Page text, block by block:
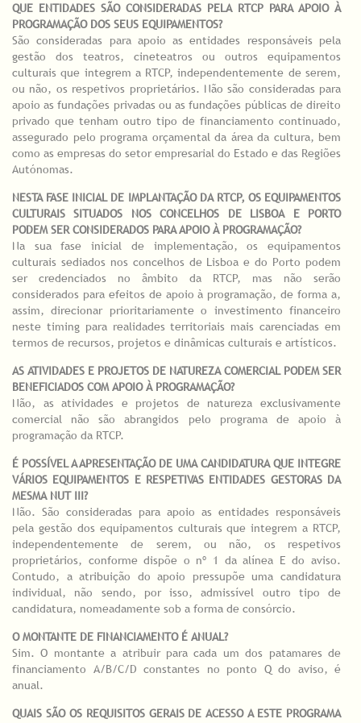
QUE ENTIDADES SÃO CONSIDERADAS PELA RTCP PARA APOIO À
PROGRAMAÇÃO DOS SEUS EQUIPAMENTOS?
São consideradas para apoio as entidades responsáveis pela
gestão dos teatros, cineteatros ou outros equipamentos
culturais que integrem a RTCP, independentemente de serem,
ou não, os respetivos proprietários. Não são consideradas para
apoio as fundações privadas ou as fundações públicas de direito
privado que tenham outro tipo de financiamento continuado,
assegurado pelo programa orçamental da área da cultura, bem
como as empresas do setor empresarial do Estado e das Regiões
Autónomas.
NESTA FASE INICIAL DE IMPLANTAÇÃO DA RTCP, OS EQUIPAMENTOS
CULTURAIS SITUADOS NOS CONCELHOS DE LISBOA E PORTO
PODEM SER CONSIDERADOS PARA APOIO À PROGRAMAÇÃO?
Na sua fase inicial de implementação, os equipamentos
culturais sediados nos concelhos de Lisboa e do Porto podem
ser credenciados no âmbito da RTCP, mas não serão
considerados para efeitos de apoio à programação, de forma a,
assim, direcionar prioritariamente o investimento financeiro
neste timing para realidades territoriais mais carenciadas em
termos de recursos, projetos e dinâmicas culturais e artísticos.
AS ATIVIDADES E PROJETOS DE NATUREZA COMERCIAL PODEM SER
BENEFICIADOS COM APOIO À PROGRAMAÇÃO?
Não, as atividades e projetos de natureza exclusivamente
comercial não são abrangidos pelo programa de apoio à
programação da RTCP.
É POSSÍVEL A APRESENTAÇÃO DE UMA CANDIDATURA QUE INTEGRE
VÁRIOS EQUIPAMENTOS E RESPETIVAS ENTIDADES GESTORAS DA
MESMA NUT III?
Não. São consideradas para apoio as entidades responsáveis
pela gestão dos equipamentos culturais que integrem a RTCP,
independentemente de serem, ou não, os respetivos
proprietários, conforme dispõe o nº 1 da alínea E do aviso.
Contudo, a atribuição do apoio pressupõe uma candidatura
individual, não sendo, por isso, admissível outro tipo de
candidatura, nomeadamente sob a forma de consórcio.
O MONTANTE DE FINANCIAMENTO É ANUAL?
Sim. O montante a atribuir para cada um dos patamares de
financiamento A/B/C/D constantes no ponto Q do aviso, é
anual.
QUAIS SÃO OS REQUISITOS GERAIS DE ACESSO A ESTE PROGRAMA